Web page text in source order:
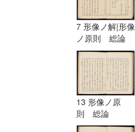
7 形像ノ解|形像
ノ原則 総論
13 形像ノ原
則 総論